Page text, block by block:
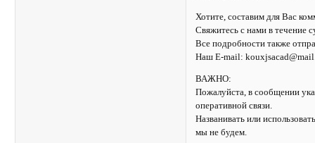
Хотите, составим для Вас
Свяжитесь с нами в течение
Все подробности также
Наш E-mail:
ВАЖНО:
Пожалуйста, в сообщении
оперативной связи.
Названивать или
мы не будем.